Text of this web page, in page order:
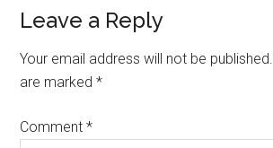
Reader
Interactions
Leave a Reply
Your email address will not be published.
are marked*
Comment*